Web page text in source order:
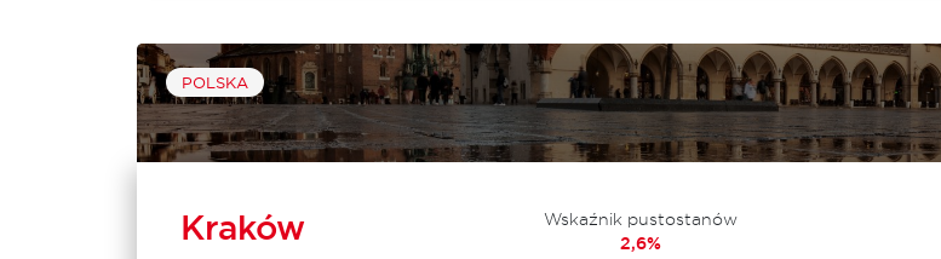
POLSKA
Kraków Wskaźnik pustostanów
2,6%